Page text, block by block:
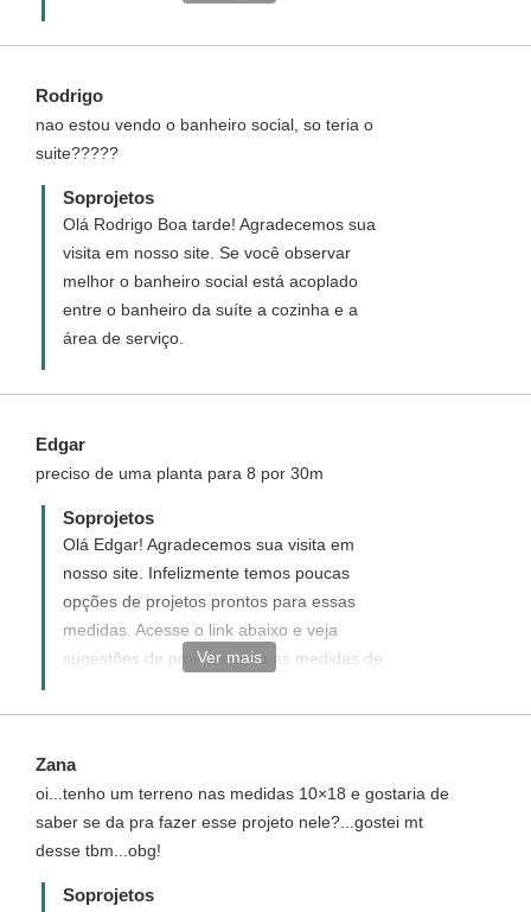
http://www.soprojetos.com.br/personalizado
necessário que envie o levantamento
topográfico do terreno.
Rodrigo
nao estou vendo o banheiro social, so teria o
suite?????
Soprojetos
Olá Rodrigo Boa tarde! Agradecemos sua
visita em nosso site. Se você observar
melhor o banheiro social está acoplado
entre o banheiro da suíte a cozinha e a
área de serviço.
Edgar
preciso de uma planta para 8 por 30m
Soprojetos
Olá Edgar! Agradecemos sua visita em
nosso site. Infelizmente temos poucas
opções de projetos prontos para essas
medidas. Acesse o link abaixo e veja
sugestões de projetos para as medidas de
projeto personalizado elaborado do seu
necessidades
http://www.soprojetos.com.br/ver-
projetos/plantas?
Ver mais
Zana
oi...tenho um terreno nas medidas 10×18 e gostaria de
saber se da pra fazer esse projeto nele?...gostei mt
desse tbm...obg!
Soprojetos